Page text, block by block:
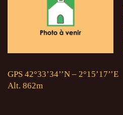
GPS 42°33’34’’N – 2°15’17’’E
Alt. 862m